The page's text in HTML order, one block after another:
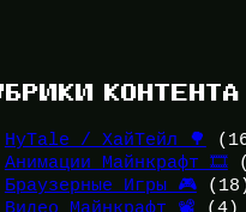
КОНТЕНТА
HyTale / ХайТейл 🌳
Анимации Майнкрафт 🎞️
Браузерные Игры 🎮